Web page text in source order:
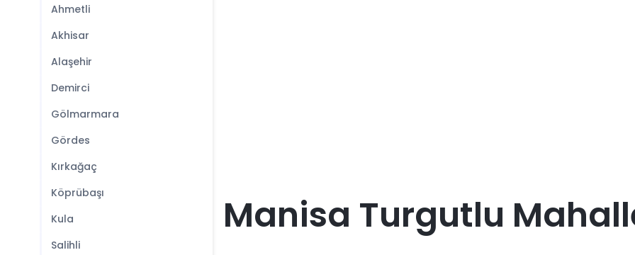
Ahmetli
Akhisar
Alaşehir
Demirci
Gölmarmara
Gördes
Kırkağaç
Köprübaşı
Kula
Salihli
Manisa Turgutlu